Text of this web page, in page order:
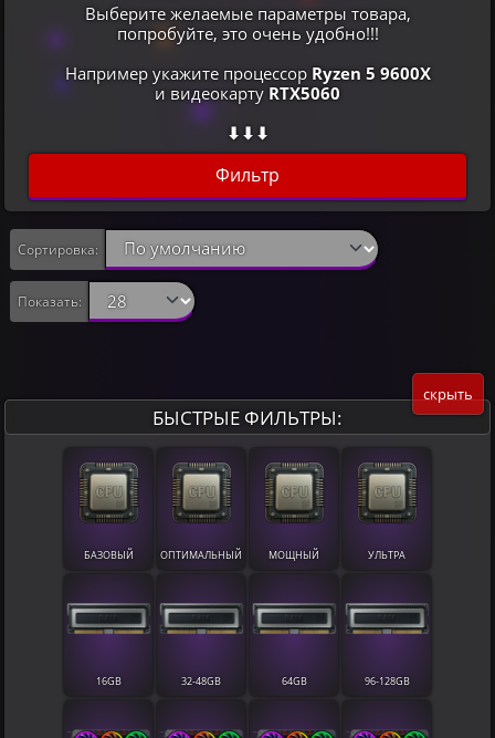
Выберите желаемые параметры товара,
попробуйте, это очень удобно!!!
Например укажите процессор Ryzen 5 9600X
и видеокарту RTX5060
⬇⬇⬇
Фильтр
Сортировка:
Показать:
БЫСТРЫЕ ФИЛЬТРЫ:
скрыть
БАЗОВЫЙ ОПТИМАЛЬНЫЙ МОЩНЫЙ УЛЬТРА
16GB 32-48GB 64GB 96-128GB